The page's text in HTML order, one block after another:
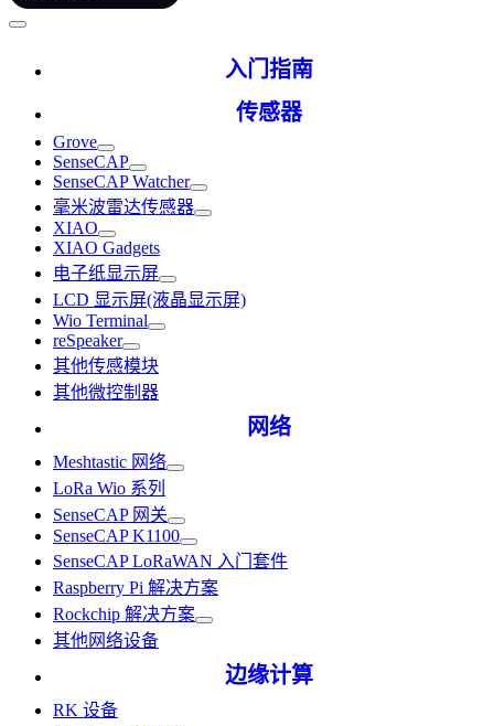
入门指南
传感器
Grove
SenseCAP
SenseCAP Watcher
毫米波雷达传感器
XIAO
XIAO Gadgets
电子纸显示屏
LCD 显示屏(液晶显示屏)
Wio Terminal
reSpeaker
其他传感模块
其他微控制器
网络
Meshtastic 网络
LoRa Wio 系列
SenseCAP 网关
SenseCAP K1100
SenseCAP LoRaWAN 入门套件
Raspberry Pi 解决方案
Rockchip 解决方案
其他网络设备
边缘计算
RK 设备